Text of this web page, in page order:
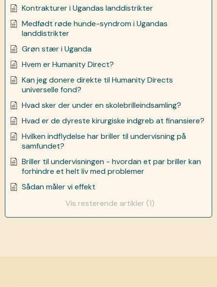
Kontrakturer i Ugandas landdistrikter
Medfødt røde hunde-syndrom i Ugandas
landdistrikter
Grøn stær i Uganda
Hvem er Humanity Direct?
Kan jeg donere direkte til Humanity Directs
universelle fond?
Hvad sker der under en skolebrilleindsamling?
Hvad er de dyreste kirurgiske indgreb at finansiere?
Hvilken indflydelse har briller til undervisning på
samfundet?
Briller til undervisningen - hvordan et par briller kan
forhindre et helt liv med problemer
Sådan måler vi effekt
Vis resterende artikler (1)